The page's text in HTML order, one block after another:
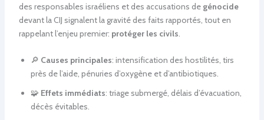
des responsables israéliens et des accusations de génocide
devant la CIJ signalent la gravité des faits rapportés, tout en
rappelant l’enjeu premier: protéger les civils.
🔎 Causes principales: intensification des hostilités, tirs
près de l’aide, pénuries d’oxygène et d’antibiotiques.
🧩 Effets immédiats: triage submergé, délais d’évacuation,
décès évitables.